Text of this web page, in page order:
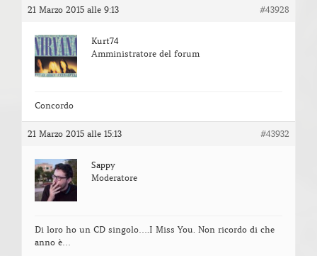
21 Marzo 2015 alle 9:13 #43928
Kurt74
Amministratore del forum
Concordo
21 Marzo 2015 alle 15:13 #43932
Sappy
Moderatore
Di loro ho un CD singolo….I Miss You. Non ricordo di che
anno è…